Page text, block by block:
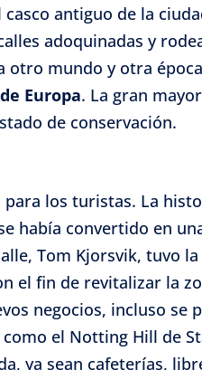
antiguo de la
adoquinadas y
otro mundo y otra
Europa. La gran
de conservación.
los turistas. La
había convertido en
Tom Kjorsvik, tuvo
el fin de revitalizar la
negocios, incluso se
el Notting Hill de
ya sean cafeterías,